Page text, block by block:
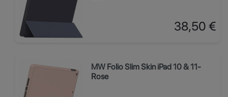
Prix
38,50 €
MW Folio Slim Skin iPad 10 & 11-
Rose